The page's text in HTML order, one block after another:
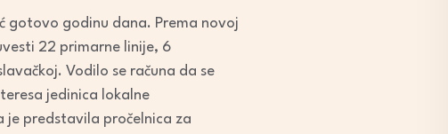
gotovo godinu dana. Prema novoj
22 primarne linije, 6
Vodilo se računa da se
jedinica lokalne
je predstavila pročelnica za